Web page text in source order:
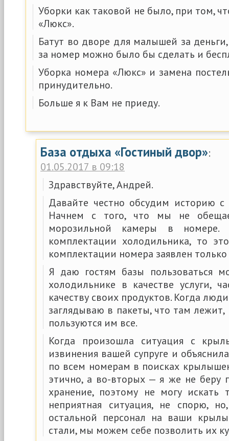
Уборки как таковой не было, при том,
«Люкс».
Батут во дворе для малышей за
за номер можно было бы сделать и
Уборка номера «Люкс» и замена
принудительно.
Больше я к Вам не приеду.
База отдыха «Гостиный двор»:
01.05.2017 в 09:18
Здравствуйте, Андрей.
Давайте честно обсудим историю
Начнем с того, что мы не
морозильной камеры в
комплектации холодильника, то
комплектации номера заявлен
Я даю гостям базы пользоваться
холодильнике в качестве услуги,
качеству своих продуктов. Когда
заглядываю в пакеты, что там
пользуются им все.
Когда произошла ситуация с
извинения вашей супруге и
по всем номерам в поисках
этично, а во-вторых — я же не беру
хранение, поэтому не могу искать
неприятная ситуация, не спорю,
остальной персонал на ваши
стали, мы можем себе позволить их